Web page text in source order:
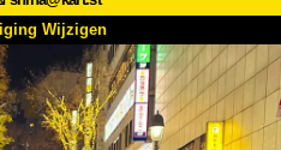
Wijzigen
Prijs